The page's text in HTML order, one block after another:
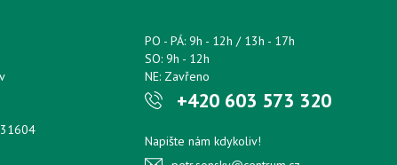
PO - PÁ: 9h - 12h / 13h - 17h
SO: 9h - 12h
NE: Zavřeno
+420 603 573 320
Napište nám kdykoliv!